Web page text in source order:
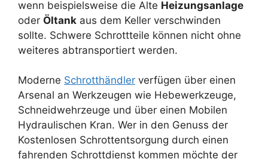
wenn beispielsweise die Alte Heizungsanlage
oder Öltank aus dem Keller verschwinden
sollte. Schwere Schrottteile können nicht ohne
weiteres abtransportiert werden.
Moderne Schrotthändler verfügen über einen
Arsenal an Werkzeugen wie Hebewerkzeuge,
Schneidwehrzeuge und über einen Mobilen
Hydraulischen Kran. Wer in den Genuss der
Kostenlosen Schrottentsorgung durch einen
fahrenden Schrottdienst kommen möchte der